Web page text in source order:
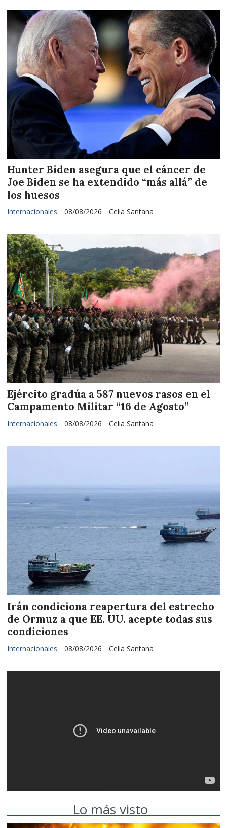
Hunter Biden asegura que el cáncer de
Joe Biden se ha extendido “más allá” de
los huesos
Celia Santana
Internacionales 08/08/2026
Ejército gradúa a 587 nuevos rasos en el
Campamento Militar “16 de Agosto”
Celia Santana
Internacionales 08/08/2026
Irán condiciona reapertura del estrecho
de Ormuz a que EE. UU. acepte todas sus
condiciones
Celia Santana
Internacionales 08/08/2026
Lo más visto